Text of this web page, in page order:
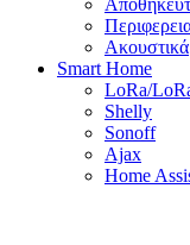
Ακουστικά
Smart Home
LoRa/
Shelly
Sonoff
Ajax
Home